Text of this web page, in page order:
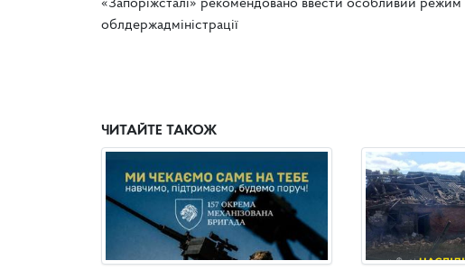
«Запоріжсталі» рекомендовано ввести особливий
облдержадміністрації
ЧИТАЙТЕ ТАКОЖ